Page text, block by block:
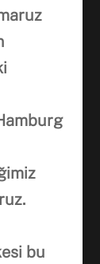
imiz
bu